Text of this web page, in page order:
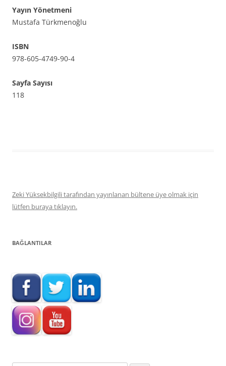
Yayın Yönetmeni
Mustafa Türkmenoğlu
ISBN
978-605-4749-90-4
Sayfa Sayısı
118
Zeki Yüksekbilgili tarafından yayınlanan bültene üye olmak için
lütfen buraya tıklayın.
BAĞLANTILAR